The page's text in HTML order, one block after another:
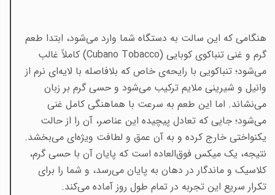
هنگامی که این سالت به دستگاه شما وارد می‌شود، ابتدا طعم
گرم و غنی تنباکوی کوبایی(Cubano Tobacco)
کاملاً غالب
می‌شود؛ تنباکویی با رایحه‌ی خاص که بلافاصله با لایه‌ای نرم از
وانیل و شیرینی ملایم ترکیب می‌شود و حسی گرم بر زبان
می‌نشاند. اما این طعم به سرعت با هماهنگی کامل غنی
می‌شود؛ جایی که تعادل پیچیده این عناصر، آن را از حالت
یکنواختی خارج کرده و به آن عمق و لطافت ویژه‌ای می‌بخشد.
نتیجه، یک میکس فوق‌العاده است که پایان آن با حسی گرم،
کلاسیک و ماندگار در دهان به پایان می‌رسد، و شما را برای
تکرار سریع این تجربه در تمام طول روز آماده می‌کند.